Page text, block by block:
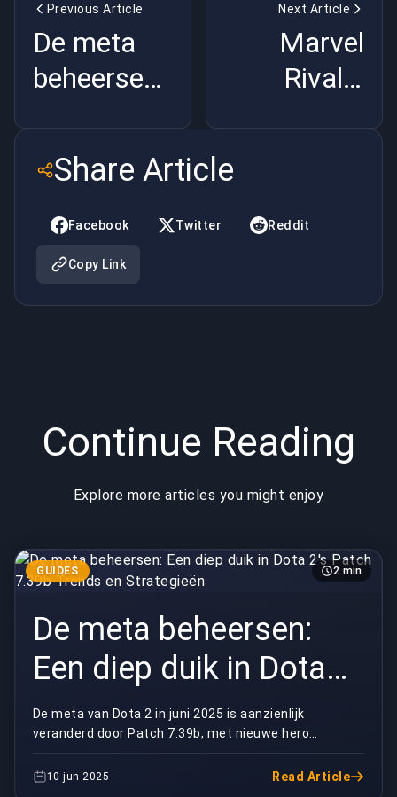
Previous Article
De meta
beheersen:
duik in
Dota 2's
Patch
7.39b
Next Article
Marvel
Rivals:
Aankomende
helden en
Share Article
Facebook Twitter Reddit
Copy Link
Continue Reading
Explore more articles you might enjoy
GUIDES 2 min
De meta beheersen:
Een diep duik in Dota
2's Patch 7.39b Trends
en Strategieën
De meta van Dota 2 in juni 2025 is aanzienlijk
veranderd door Patch 7.39b, met nieuwe hero
balances, item aanpassingen en strategische
verschuivingen....
10 jun 2025 Read Article